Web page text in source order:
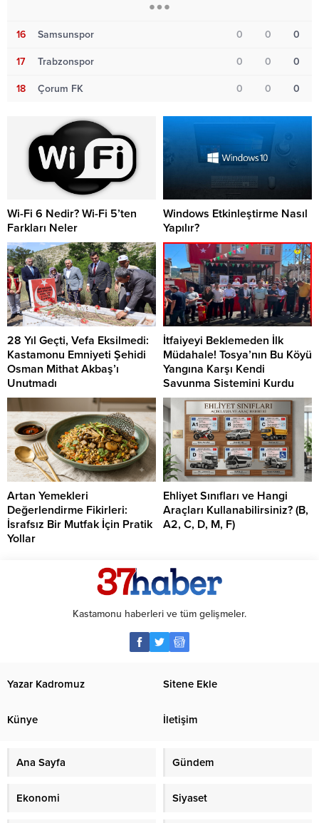
16 Samsunspor 0 0 0
17 Trabzonspor 0 0 0
18 Çorum FK 0 0 0
Wi-Fi 6 Nedir? Wi-Fi 5’ten
Farkları Neler
Windows Etkinleştirme Nasıl
Yapılır?
28 Yıl Geçti, Vefa Eksilmedi:
Kastamonu Emniyeti Şehidi
Osman Mithat Akbaş’ı
Unutmadı
İtfaiyeyi Beklemeden İlk
Müdahale! Tosya’nın Bu Köyü
Yangına Karşı Kendi
Savunma Sistemini Kurdu
Artan Yemekleri
Değerlendirme Fikirleri:
İsrafsız Bir Mutfak İçin Pratik
Yollar
Ehliyet Sınıfları ve Hangi
Araçları Kullanabilirsiniz? (B,
A2, C, D, M, F)
Kastamonu haberleri ve tüm gelişmeler.
Yazar Kadromuz Sitene Ekle
Künye İletişim
Ana Sayfa Gündem
Ekonomi Siyaset